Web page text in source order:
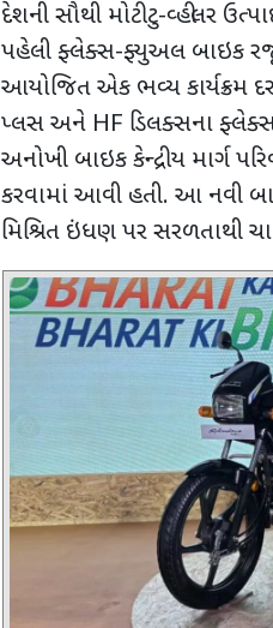
દેશની સૌથી મોટી ટુ-વ્હીલર
પહેલી ફ્લેક્સ-ફ્યુઅલ બાઇક
આયોજિત એક ભવ્ય કાર્યક્રમ
પ્લસ અને HF ડિલક્સના
અનોખી બાઇક કેન્દ્રીય માર્ગ
કરવામાં આવી હતી. આ નવી
મિશ્રિત ઇંધણ પર સરળતાથી